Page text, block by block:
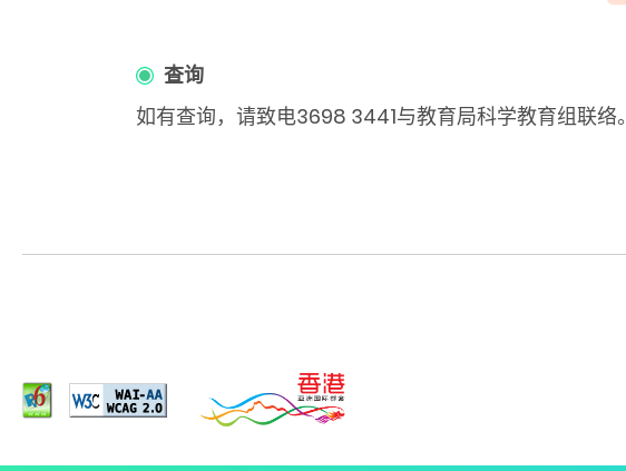
查询
如有查询，请致电3698 3441与教育局科学教育组联络。